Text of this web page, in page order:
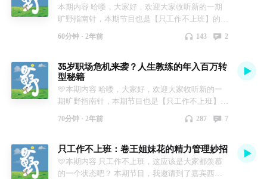
本期内容 哈喽，大家好，欢迎大家收听新的一期
旷野指南针，本期节目也是【只工作不上班】的第
是中国首位斯坦福大学认证的设计人生教练，曾全
表，而后在管理咨询和领导力培训领域深耕多年。
俗话说：中年以前不要怕，中年以后不要悔。当
James 确诊癌症的时候，他感觉自己这前半生没有
什么好后悔的。在进手术室前，他还对着镜头笑着
比了个耶。 这段经历也让他更加想活出自己热辣
滚烫的人生。在此之后，他每天都会问自己，这一
天，那就没什么遗憾。 他说：人终有一死，而我
时刻都能幸福、坦然的说：我没白走这一遭。 🩵
本期亮点 00:02:20 每个来上领导力课程的高管都
60分钟 · 2年前 143 2
35岁职场危机来袭？人生教练的年入百万转
型秘籍
🩵本期内容 哈喽，大家好，欢迎大家收听新的一
期旷野指南针，本期节目也是【只工作不上班】的
coach, 也就是人生教练~ 在这个过程中我遇到了自
柔软、敏锐和通透，那更让我佩服的是佳莹老师在
她只工作不上班的第一年，就完成了自己年入百万
的小目标。我今天这期播客就邀请到了佳音老师来
70分钟 · 2年前 287 7
只工作不上班：卷王姐妹花的精力管理妙招
🩵本期内容 只工作不上班，这应该是大家都羡慕
的一个状态吧？ 本期节目，我邀请到了嘉宾西